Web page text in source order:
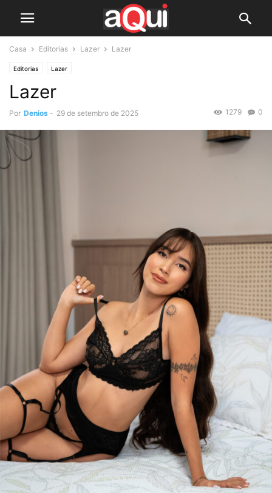
Casa Editorias Lazer Lazer
Editorias Lazer
Lazer
Por Denios - 29 de setembro de 2025 0
1279